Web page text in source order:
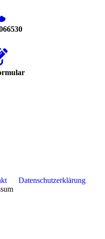
Datenschutzerklärung